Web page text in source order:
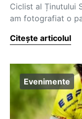
Ciclist al Ținutului
am fotografiat o
Citește articolul
Evenimente